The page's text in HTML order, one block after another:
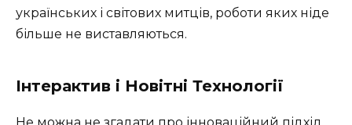
українських і світових митців, роботи яких ніде
більше не виставляються.
Інтерактив і Новітні Технології
Не можна не згадати про інноваційний підхід